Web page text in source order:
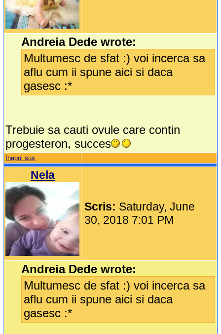
Andreia Dede wrote:
Multumesc de sfat :) voi incerca sa
aflu cum ii spune aici si daca
gasesc :*
Trebuie sa cauti ovule care contin
progesteron, succes
Inapoi sus
Nela
Scris: Saturday, June
30, 2018 7:01 PM
Andreia Dede wrote:
Multumesc de sfat :) voi incerca sa
aflu cum ii spune aici si daca
gasesc :*